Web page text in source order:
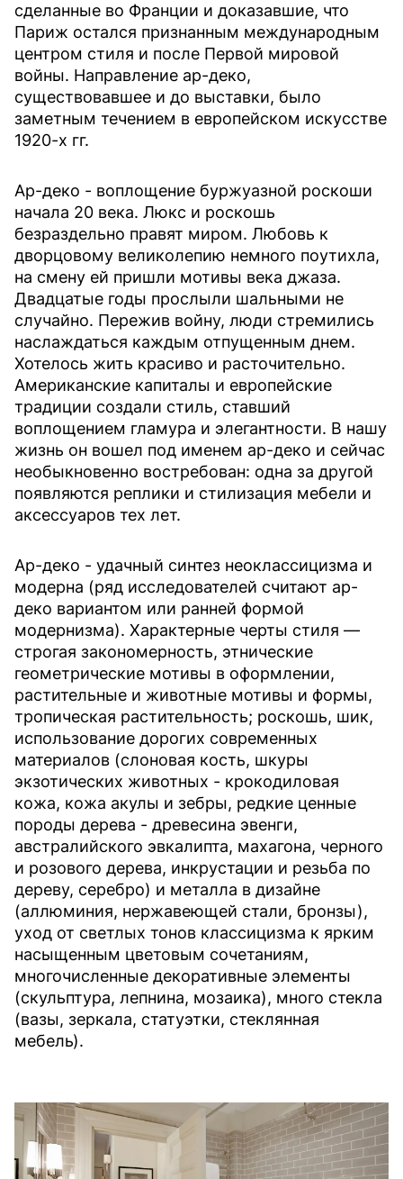
сделанные во Франции и доказавшие, что
Париж остался признанным международным
центром стиля и после Первой мировой
войны. Направление ар-деко,
существовавшее и до выставки, было
заметным течением в европейском искусстве
1920-х гг.
Ар-деко - воплощение буржуазной роскоши
начала 20 века. Люкс и роскошь
безраздельно правят миром. Любовь к
дворцовому великолепию немного поутихла,
на смену ей пришли мотивы века джаза.
Двадцатые годы прослыли шальными не
случайно. Пережив войну, люди стремились
наслаждаться каждым отпущенным днем.
Хотелось жить красиво и расточительно.
Американские капиталы и европейские
традиции создали стиль, ставший
воплощением гламура и элегантности. В нашу
жизнь он вошел под именем ар-деко и сейчас
необыкновенно востребован: одна за другой
появляются реплики и стилизация мебели и
аксессуаров тех лет.
Ар-деко - удачный синтез неоклассицизма и
модерна (ряд исследователей считают ар-
деко вариантом или ранней формой
модернизма). Характерные черты стиля —
строгая закономерность, этнические
геометрические мотивы в оформлении,
растительные и животные мотивы и формы,
тропическая растительность; роскошь, шик,
использование дорогих современных
материалов (слоновая кость, шкуры
экзотических животных - крокодиловая
кожа, кожа акулы и зебры, редкие ценные
породы дерева - древесина эвенги,
австралийского эвкалипта, махагона, черного
и розового дерева, инкрустации и резьба по
дереву, серебро) и металла в дизайне
(аллюминия, нержавеющей стали, бронзы),
уход от светлых тонов классицизма к ярким
насыщенным цветовым сочетаниям,
многочисленные декоративные элементы
(скульптура, лепнина, мозаика), много стекла
(вазы, зеркала, статуэтки, стеклянная
мебель).